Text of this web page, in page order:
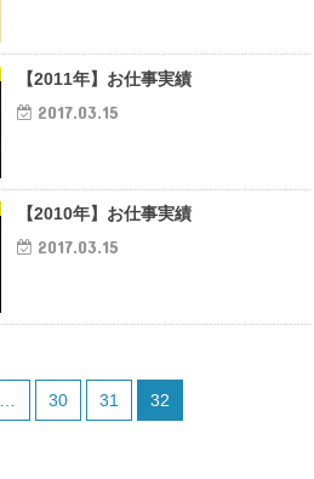
【2011年】お仕事実績
2017.03.15
【2010年】お仕事実績
2017.03.15
… 30 31 32